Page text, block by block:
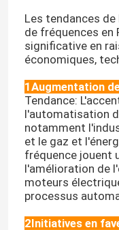
Les tendances
de fréquences en
significative en
économiques,
1Augmentation
Tendance:
l'automatisation
notamment
et le gaz et
fréquence jouent
l'amélioration de
moteurs
processus
2Initiatives en